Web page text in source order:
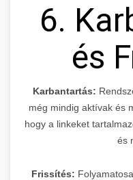
6.
és
Karbantartás:
még mindig aktívak és
hogy a linkeket
és
Frissítés: